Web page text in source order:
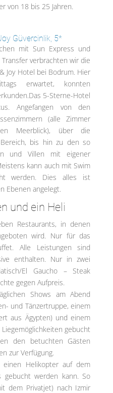
von 18 bis 25 Jahren.
Güvercinlik, 5*
mit Sun Express und
verbrachten wir die
Joy Hotel bei Bodrum. Hier
erwartet, konnten
5-Sterne-Hotel
Angefangen von den
(alle Zimmer
Meerblick), über die
bis hin zu den so
und Villen mit eigener
kann auch mit Swim
werden. Dies alles ist
Ebenen angelegt.
und ein Heli
Restaurants, in denen
wird. Nur für das
Alle Leistungen sind
enthalten. Nur in zwei
El Gaucho – Steak
gegen Aufpreis.
Shows am Abend
und Tänzertruppe, einem
aus Ägypten) und einem
gebucht
den betuchten Gästen
zur Verfügung.
Helikopter auf dem
gebucht werden kann. So
dem Privatjet) nach Izmir